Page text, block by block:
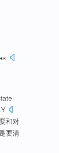
.
和对
要清